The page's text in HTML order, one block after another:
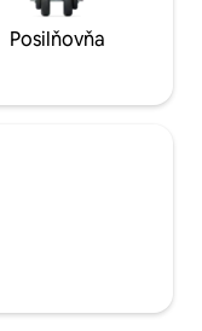
Posilňovňa